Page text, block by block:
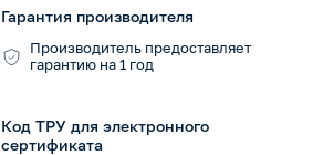
Гарантия производителя
Производитель предоставляет
гарантию на 1 год
Код ТРУ для электронного
сертификата